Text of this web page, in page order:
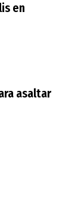
en
asaltar